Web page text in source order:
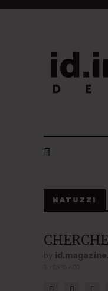
NATUZZI
by